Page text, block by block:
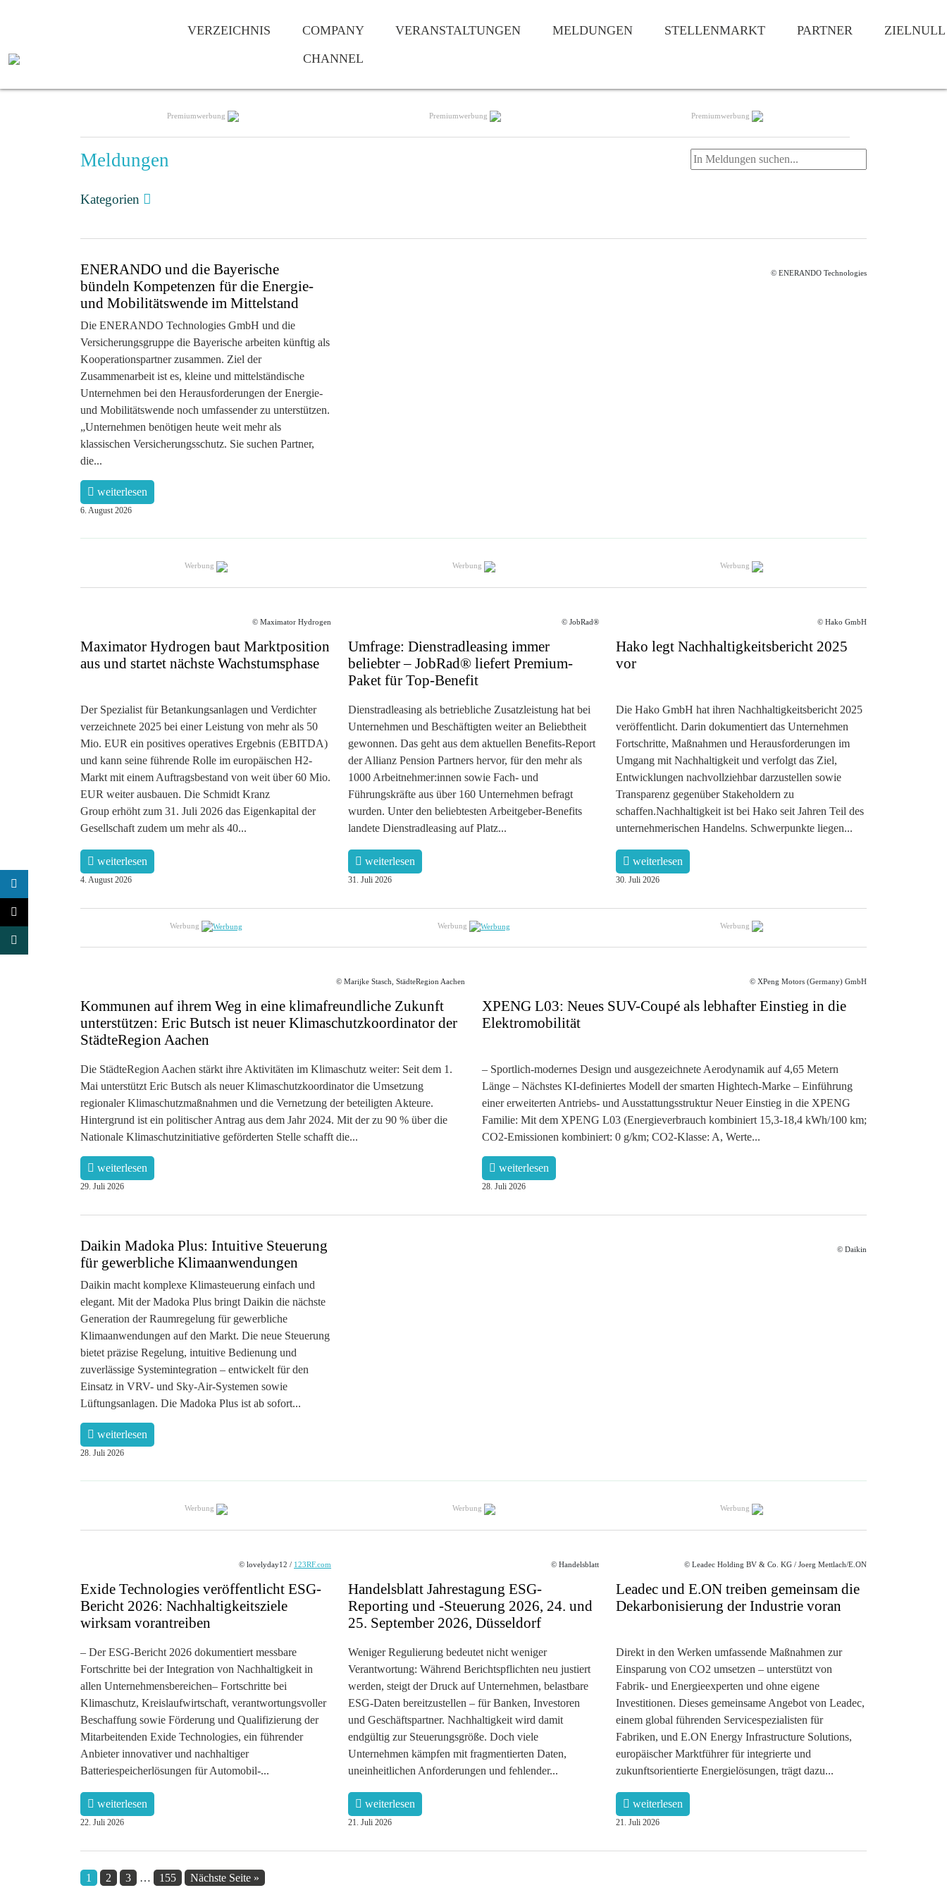
VERZEICHNIS
COMPANY
CHANNEL
VERANSTALTUNGEN MELDUNGEN STELLENMARKT PARTNER ZIELNULL
Premiumwerbung Premiumwerbung Premiumwerbung
Meldungen
Kategorien
© ENERANDO Technologies
ENERANDO und die Bayerische
bündeln Kompetenzen für die Energie-
und Mobilitätswende im Mittelstand
Die ENERANDO Technologies GmbH und die
Versicherungsgruppe die Bayerische arbeiten künftig als
Kooperationspartner zusammen. Ziel der
Zusammenarbeit ist es, kleine und mittelständische
Unternehmen bei den Herausforderungen der Energie-
und Mobilitätswende noch umfassender zu unterstützen.
„Unternehmen benötigen heute weit mehr als
klassischen Versicherungsschutz. Sie suchen Partner,
die...
weiterlesen
6. August 2026
Werbung Werbung Werbung
© Maximator Hydrogen
Maximator Hydrogen baut Marktposition
aus und startet nächste Wachstumsphase
Der Spezialist für Betankungsanlagen und Verdichter
verzeichnete 2025 bei einer Leistung von mehr als 50
Mio. EUR ein positives operatives Ergebnis (EBITDA)
und kann seine führende Rolle im europäischen H2-
Markt mit einem Auftragsbestand von weit über 60 Mio.
EUR weiter ausbauen. Die Schmidt Kranz
Group erhöht zum 31. Juli 2026 das Eigenkapital der
Gesellschaft zudem um mehr als 40...
weiterlesen
4. August 2026
© JobRad®
Umfrage: Dienstradleasing immer
beliebter – JobRad® liefert Premium-
Paket für Top-Benefit
Dienstradleasing als betriebliche Zusatzleistung hat bei
Unternehmen und Beschäftigten weiter an Beliebtheit
gewonnen. Das geht aus dem aktuellen Benefits-Report
der Allianz Pension Partners hervor, für den mehr als
1000 Arbeitnehmer:innen sowie Fach- und
Führungskräfte aus über 160 Unternehmen befragt
wurden. Unter den beliebtesten Arbeitgeber-Benefits
landete Dienstradleasing auf Platz...
weiterlesen
31. Juli 2026
© Hako GmbH
Hako legt Nachhaltigkeitsbericht 2025
vor
Die Hako GmbH hat ihren Nachhaltigkeitsbericht 2025
veröffentlicht. Darin dokumentiert das Unternehmen
Fortschritte, Maßnahmen und Herausforderungen im
Umgang mit Nachhaltigkeit und verfolgt das Ziel,
Entwicklungen nachvollziehbar darzustellen sowie
Transparenz gegenüber Stakeholdern zu
schaffen.Nachhaltigkeit ist bei Hako seit Jahren Teil des
unternehmerischen Handelns. Schwerpunkte liegen...
weiterlesen
30. Juli 2026
Werbung Werbung Werbung
© Marijke Stasch, StädteRegion Aachen
Kommunen auf ihrem Weg in eine klimafreundliche Zukunft
unterstützen: Eric Butsch ist neuer Klimaschutzkoordinator der
StädteRegion Aachen
Die StädteRegion Aachen stärkt ihre Aktivitäten im Klimaschutz weiter: Seit dem 1.
Mai unterstützt Eric Butsch als neuer Klimaschutzkoordinator die Umsetzung
regionaler Klimaschutzmaßnahmen und die Vernetzung der beteiligten Akteure.
Hintergrund ist ein politischer Antrag aus dem Jahr 2024. Mit der zu 90 % über die
Nationale Klimaschutzinitiative geförderten Stelle schafft die...
weiterlesen
29. Juli 2026
© XPeng Motors (Germany) GmbH
XPENG L03: Neues SUV-Coupé als lebhafter Einstieg in die
Elektromobilität
– Sportlich-modernes Design und ausgezeichnete Aerodynamik auf 4,65 Metern
Länge – Nächstes KI-definiertes Modell der smarten Hightech-Marke – Einführung
einer erweiterten Antriebs- und Ausstattungsstruktur Neuer Einstieg in die XPENG
Familie: Mit dem XPENG L03 (Energieverbrauch kombiniert 15,3-18,4 kWh/100 km;
CO2-Emissionen kombiniert: 0 g/km; CO2-Klasse: A, Werte...
weiterlesen
28. Juli 2026
© Daikin
Daikin Madoka Plus: Intuitive Steuerung
für gewerbliche Klimaanwendungen
Daikin macht komplexe Klimasteuerung einfach und
elegant. Mit der Madoka Plus bringt Daikin die nächste
Generation der Raumregelung für gewerbliche
Klimaanwendungen auf den Markt. Die neue Steuerung
bietet präzise Regelung, intuitive Bedienung und
zuverlässige Systemintegration – entwickelt für den
Einsatz in VRV- und Sky-Air-Systemen sowie
Lüftungsanlagen. Die Madoka Plus ist ab sofort...
weiterlesen
28. Juli 2026
Werbung Werbung Werbung
© lovelyday12 / 123RF.com
Exide Technologies veröffentlicht ESG-
Bericht 2026: Nachhaltigkeitsziele
wirksam vorantreiben
– Der ESG-Bericht 2026 dokumentiert messbare
Fortschritte bei der Integration von Nachhaltigkeit in
allen Unternehmensbereichen– Fortschritte bei
Klimaschutz, Kreislaufwirtschaft, verantwortungsvoller
Beschaffung sowie Förderung und Qualifizierung der
Mitarbeitenden Exide Technologies, ein führender
Anbieter innovativer und nachhaltiger
Batteriespeicherlösungen für Automobil-...
weiterlesen
22. Juli 2026
© Handelsblatt
Handelsblatt Jahrestagung ESG-
Reporting und -Steuerung 2026, 24. und
25. September 2026, Düsseldorf
Weniger Regulierung bedeutet nicht weniger
Verantwortung: Während Berichtspflichten neu justiert
werden, steigt der Druck auf Unternehmen, belastbare
ESG-Daten bereitzustellen – für Banken, Investoren
und Geschäftspartner. Nachhaltigkeit wird damit
endgültig zur Steuerungsgröße. Doch viele
Unternehmen kämpfen mit fragmentierten Daten,
uneinheitlichen Anforderungen und fehlender...
weiterlesen
21. Juli 2026
© Leadec Holding BV & Co. KG / Joerg Mettlach/E.ON
Leadec und E.ON treiben gemeinsam die
Dekarbonisierung der Industrie voran
Direkt in den Werken umfassende Maßnahmen zur
Einsparung von CO2 umsetzen – unterstützt von
Fabrik- und Energieexperten und ohne eigene
Investitionen. Dieses gemeinsame Angebot von Leadec,
einem global führenden Servicespezialisten für
Fabriken, und E.ON Energy Infrastructure Solutions,
europäischer Marktführer für integrierte und
zukunftsorientierte Energielösungen, trägt dazu...
weiterlesen
21. Juli 2026
1 2 3 … 155 Nächste Seite »